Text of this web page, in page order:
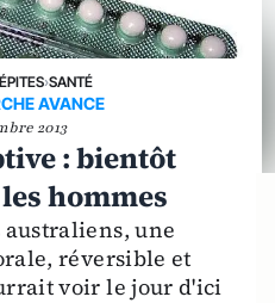
›SANTÉ
AVANCE
2013
: bientôt
hommes
une
réversible et
voir le jour d'ici